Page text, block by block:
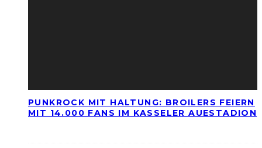
PUNKROCK MIT HALTUNG: BROILERS FEIERN
MIT 14.000 FANS IM KASSELER AUESTADION